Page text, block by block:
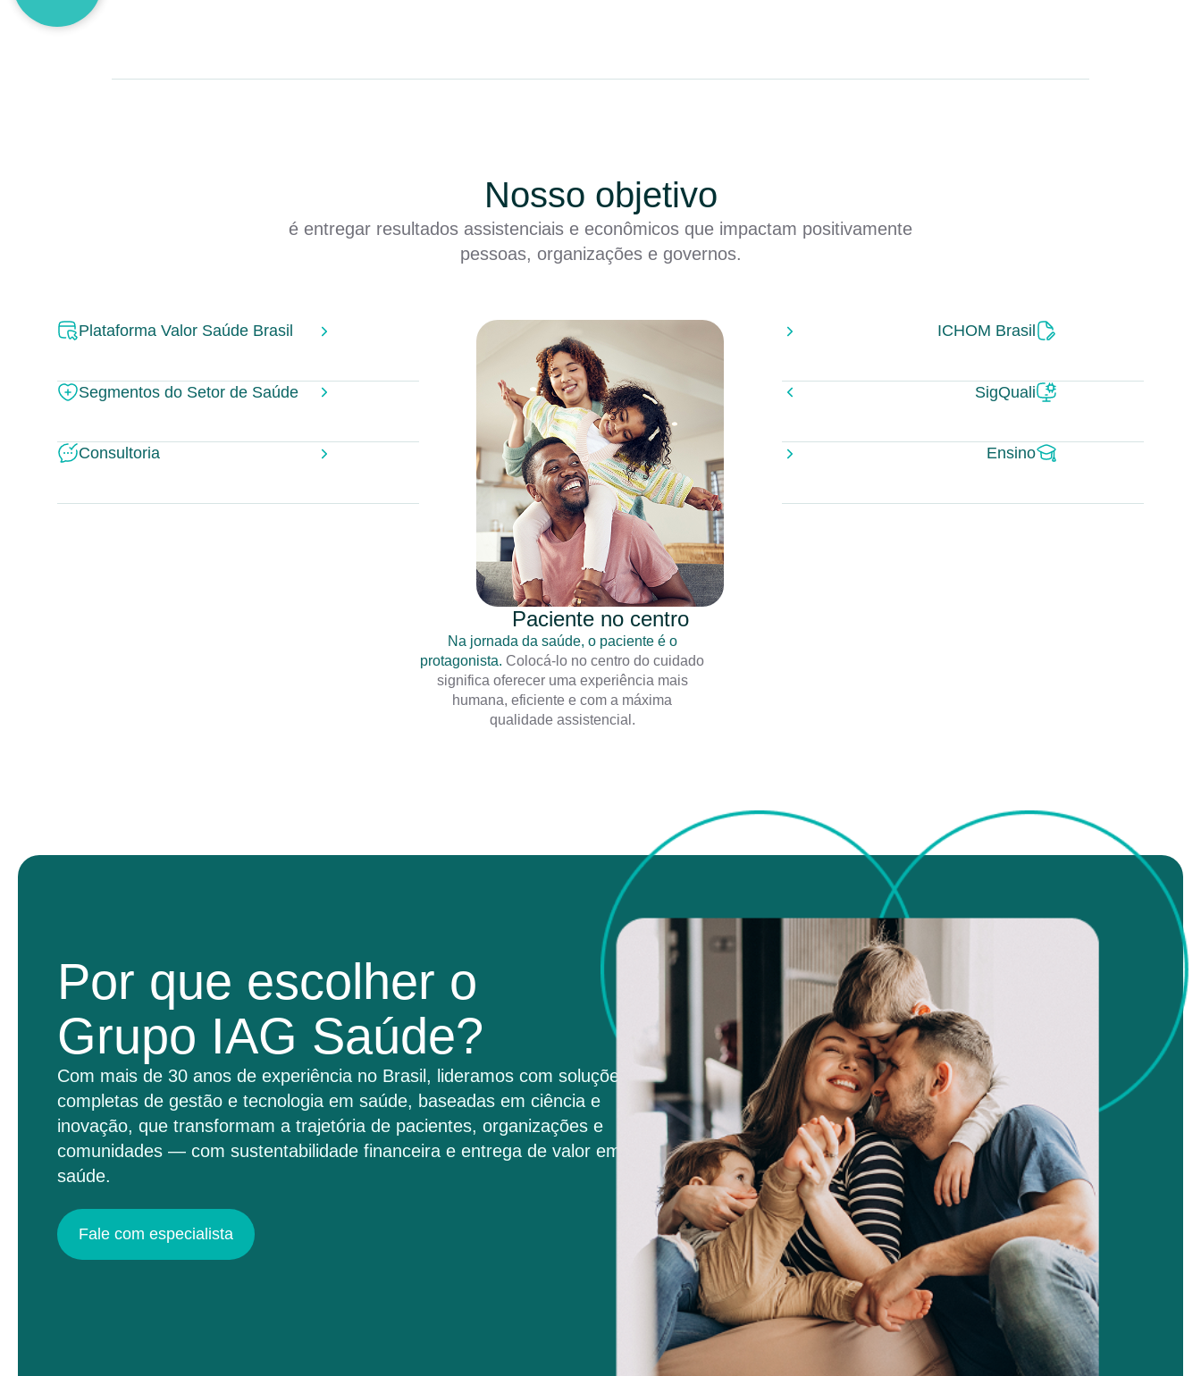
Nosso objetivo
é entregar resultados assistenciais e econômicos que impactam positivamente
pessoas, organizações e governos.
Plataforma Valor Saúde Brasil
Segmentos do Setor de Saúde
Consultoria
Paciente no centro
Na jornada da saúde, o paciente é o
protagonista. Colocá-lo no centro do cuidado
significa oferecer uma experiência mais
humana, eficiente e com a máxima
qualidade assistencial.
ICHOM Brasil
SigQuali
Ensino
Por que escolher o
Grupo IAG Saúde?
Com mais de 30 anos de experiência no Brasil, lideramos com soluções
completas de gestão e tecnologia em saúde, baseadas em ciência e
inovação, que transformam a trajetória de pacientes, organizações e
comunidades — com sustentabilidade financeira e entrega de valor em
saúde.
Fale com especialista